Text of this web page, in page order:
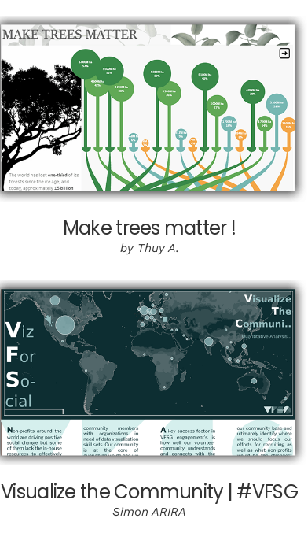
Make trees matter !
by Thuy A.
Visualize the Community | #VFSG
Simon ARIRA